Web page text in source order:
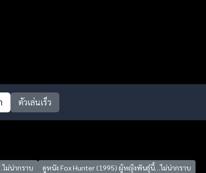
ตัวเล่นเร็ว
ม่น่ากราบ
ดูหนัง Fox Hunter (1995) ผู้หญิงพันธุ์นี้…ไม่น่ากราบ